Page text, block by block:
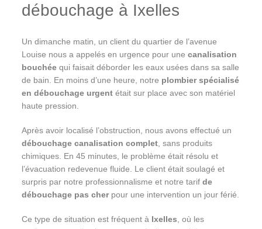
débouchage à Ixelles
Un dimanche matin, un client du quartier de l’avenue
Louise nous a appelés en urgence pour unecanalisation
bouchée qui faisait déborder les eaux usées dans sa salle
de bain. En moins d’une heure, notre plombier spécialisé
en débouchage urgent était sur place avec son matériel
haute pression.
Après avoir localisé l’obstruction, nous avons effectué un
débouchage canalisation complet , sans produits
chimiques. En 45 minutes, le problème était résolu et
l’évacuation redevenue fluide. Le client était soulagé et
surpris par notre professionnalisme et notre tarifde
débouchage pas cherpour une intervention un jour férié.
Ce type de situation est fréquent à Ixelles , où les